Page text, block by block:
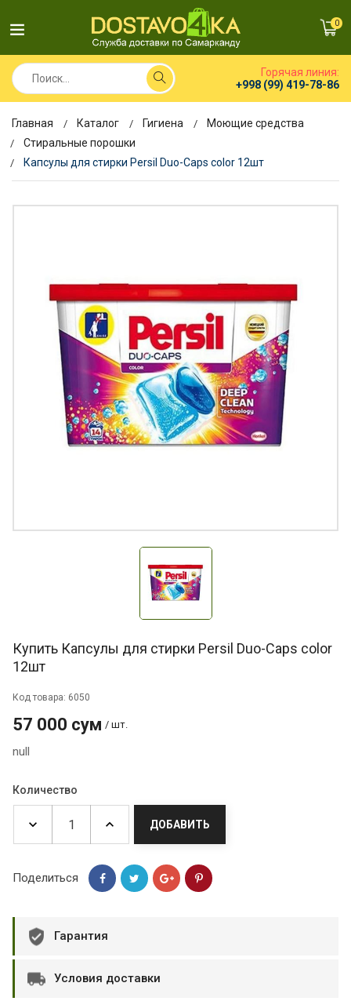
0
Горячая линия:
+998 (99) 419-78-86
Главная Каталог Гигиена
Моющие средства
Стиральные порошки
Капсулы для стирки Persil Duo-Caps color 12шт
Купить Капсулы для стирки Persil Duo-Caps color
12шт
Код товара: 6050
57 000 сум / шт.
null
Количество
ДОБАВИТЬ
Поделиться
Гарантия
Условия доставки